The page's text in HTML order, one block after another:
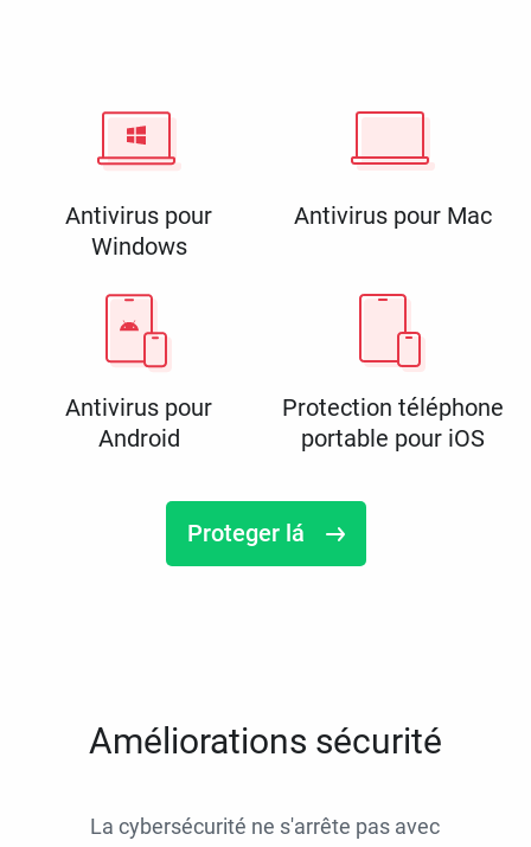
Antivirus pour
Windows
Antivirus pour Mac
Antivirus pour
Android
Protection téléphone
portable pour iOS
Proteger lá
Améliorations sécurité
La cybersécurité ne s'arrête pas avec